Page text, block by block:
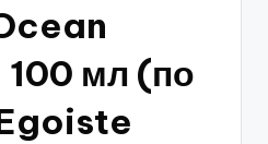
мл (по